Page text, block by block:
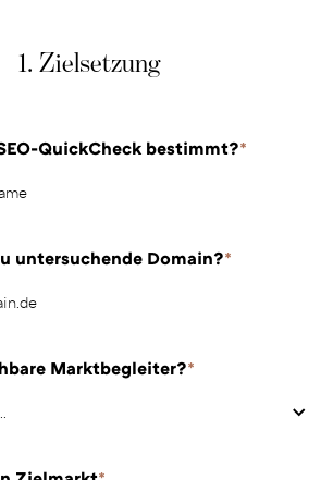
1. Zielsetzung
QuickCheck bestimmt?*
untersuchende Domain?*
Marktbegleiter?*